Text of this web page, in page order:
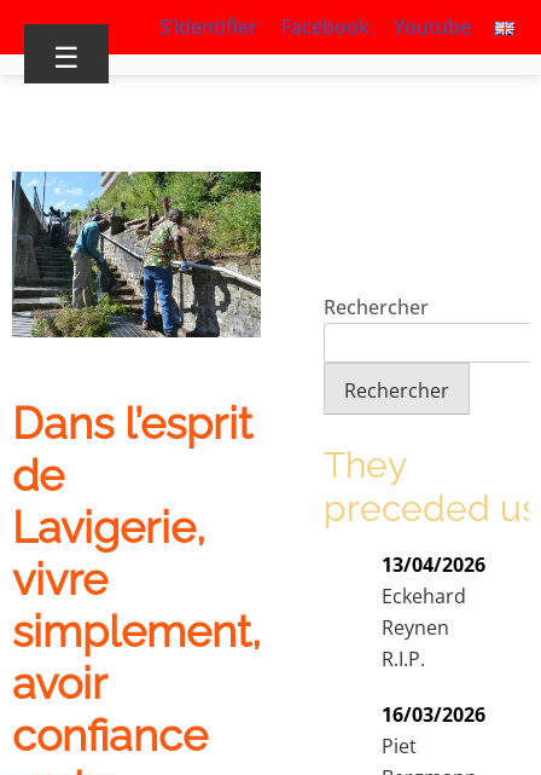
S’identifier Facebook Youtube
☰
Dans l’esprit
de
Lavigerie,
vivre
simplement,
avoir
confiance
Rechercher
Rechercher
They
preceded us
13/04/2026
Eckehard
Reynen
R.I.P.
16/03/2026
Piet